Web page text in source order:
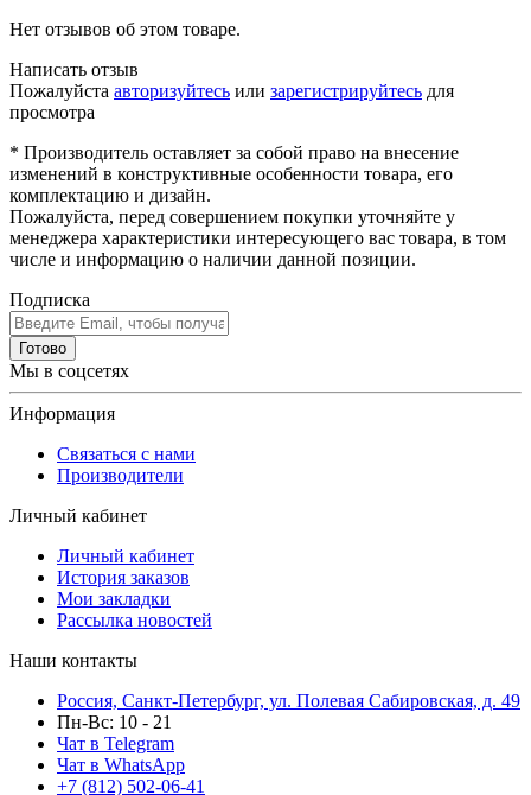
Нет отзывов об этом товаре.
Написать отзыв
Пожалуйста авторизуйтесь или зарегистрируйтесь для
просмотра
* Производитель оставляет за собой право на внесение
изменений в конструктивные особенности товара, его
комплектацию и дизайн.
Пожалуйста, перед совершением покупки уточняйте у
менеджера характеристики интересующего вас товара, в том
числе и информацию о наличии данной позиции.
Подписка
Готово
Мы в соцсетях
Информация
Связаться с нами
Производители
Личный кабинет
Личный кабинет
История заказов
Мои закладки
Рассылка новостей
Наши контакты
Россия, Санкт-Петербург, ул. Полевая Сабировская, д. 49
Пн-Вс: 10 - 21
Чат в Telegram
Чат в WhatsApp
+7 (812) 502-06-41